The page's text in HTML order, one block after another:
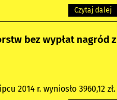
Czytaj dalej
bez wypłat nagród z
2014 r. wyniosło 3960,12 zł.